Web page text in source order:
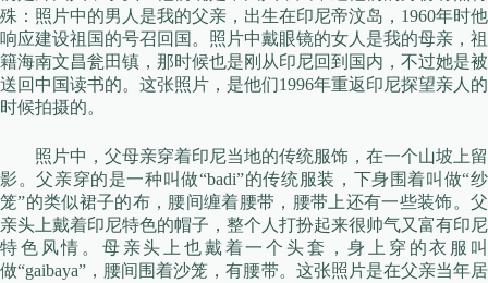
殊：照片中的男人是我的父亲，出生在印尼帝汶岛，1960年时他
响应建设祖国的号召回国。照片中戴眼镜的女人是我的母亲，祖
籍海南文昌瓮田镇，那时候也是刚从印尼回到国内，不过她是被
送回中国读书的。这张照片，是他们1996年重返印尼探望亲人的
时候拍摄的。
照片中，父母亲穿着印尼当地的传统服饰，在一个山坡上留
影。父亲穿的是一种叫做“badi”的传统服装，下身围着叫做“纱
笼”的类似裙子的布，腰间缠着腰带，腰带上还有一些装饰。父
亲头上戴着印尼特色的帽子，整个人打扮起来很帅气又富有印尼
特色风情。母亲头上也戴着一个头套，身上穿的衣服叫
做“gaibaya”，腰间围着沙笼，有腰带。这张照片是在父亲当年居